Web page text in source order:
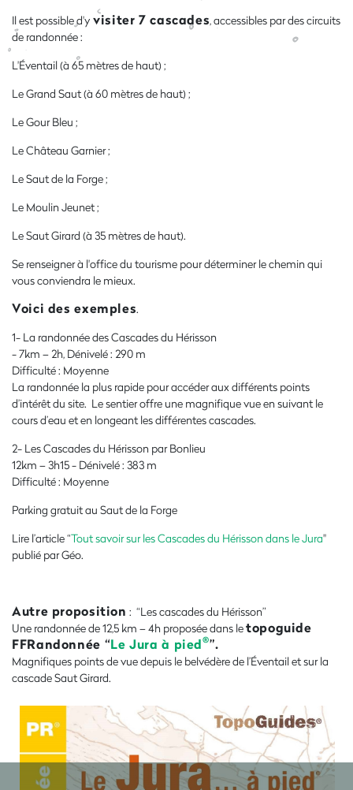
Il est possible d'y visiter 7 cascades, accessibles par des circuits
de randonnée :
L'Éventail (à 65 mètres de haut) ;
Le Grand Saut (à 60 mètres de haut) ;
Le Gour Bleu ;
Le Château Garnier ;
Le Saut de la Forge ;
Le Moulin Jeunet ;
Le Saut Girard (à 35 mètres de haut).
Se renseigner à l'office du tourisme pour déterminer le chemin qui
vous conviendra le mieux.
Voici des exemples.
1- La randonnée des Cascades du Hérisson
- 7km – 2h, Dénivelé : 290 m
Difficulté : Moyenne
La randonnée la plus rapide pour accéder aux différents points
d’intérêt du site. Le sentier offre une magnifique vue en suivant le
cours d’eau et en longeant les différentes cascades.
2- Les Cascades du Hérisson par Bonlieu
12km – 3h15 - Dénivelé : 383 m
Difficulté : Moyenne
Parking gratuit au Saut de la Forge
Lire l’article “Tout savoir sur les Cascades du Hérisson dans le Jura"
publié par Géo.
Autre proposition : “Les cascades du Hérisson”
Une randonnée de 12,5 km – 4h proposée dans letopoguide
FFRandonnée “Le Jura à pied®”.
Magnifiques points de vue depuis le belvédère de l’Éventail et sur la
cascade Saut Girard.